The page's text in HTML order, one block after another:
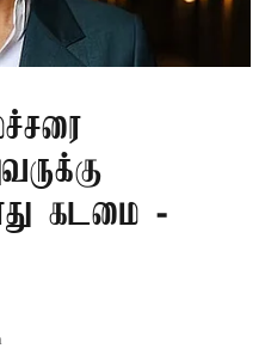
கடமை -